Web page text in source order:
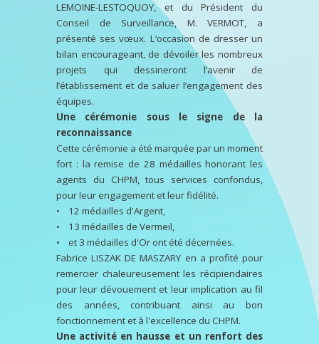
LEMOINE-LESTOQUOY, et du Président du
Conseil de Surveillance, M. VERMOT, a
présenté ses vœux. L’occasion de dresser un
bilan encourageant, de dévoiler les nombreux
projets qui dessineront l’avenir de
l’établissement et de saluer l’engagement des
équipes.
Une cérémonie sous le signe de la
reconnaissance
Cette cérémonie a été marquée par un moment
fort : la remise de 28 médailles honorant les
agents du CHPM, tous services confondus,
pour leur engagement et leur fidélité.
• 12 médailles d'Argent,
• 13 médailles de Vermeil,
• et 3 médailles d'Or ont été décernées.
Fabrice LISZAK DE MASZARY en a profité pour
remercier chaleureusement les récipiendaires
pour leur dévouement et leur implication au fil
des années, contribuant ainsi au bon
fonctionnement et à l'excellence du CHPM.
Une activité en hausse et un renfort des